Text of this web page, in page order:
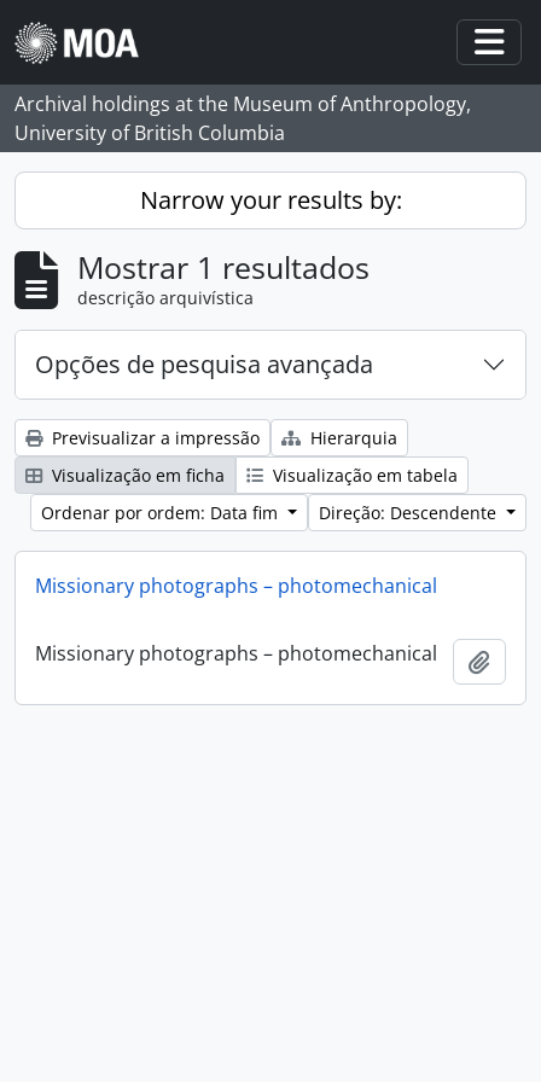
Skip to main content
Archival holdings at the Museum of Anthropology,
University of British Columbia
Narrow your results by:
Mostrar 1 resultados
descrição arquivística
Opções de pesquisa avançada
Previsualizar a impressão
Hierarquia
Visualização em ficha
Visualização em tabela
Ordenar por ordem: Data fim
Direção: Descendente
Missionary photographs – photomechanical
Missionary photographs – photomechanical